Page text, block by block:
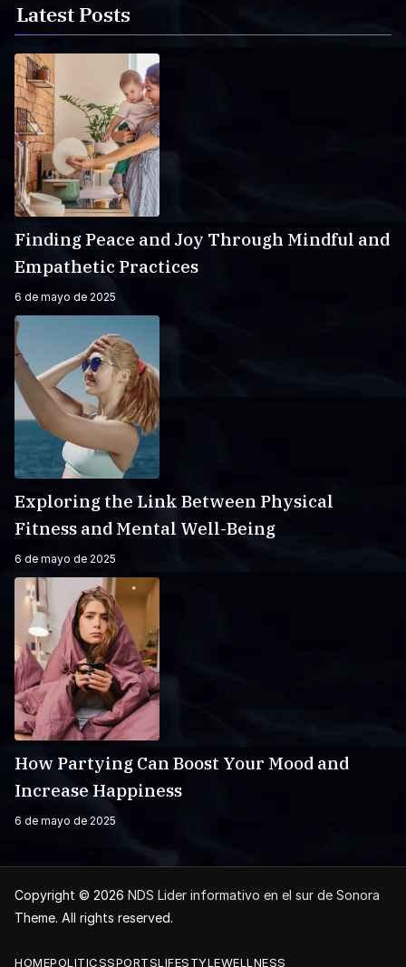
Latest Posts
Finding Peace and Joy Through Mindful and
Empathetic Practices
6 de mayo de 2025
Exploring the Link Between Physical
Fitness and Mental Well-Being
6 de mayo de 2025
How Partying Can Boost Your Mood and
Increase Happiness
6 de mayo de 2025
Copyright © 2026 NDS Lider informativo en el sur de Sonora
Theme. All rights reserved.
HOMEPOLITICSSPORTSLIFESTYLEWELLNESS